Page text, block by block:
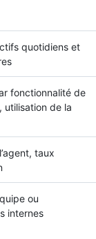
quotidiens et
fonctionnalité de
utilisation de la
taux
ou
internes